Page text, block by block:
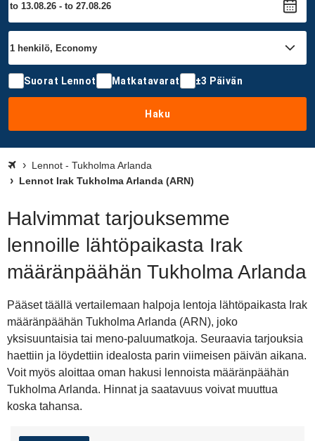
Suorat Lennot Matkatavarat ±3 Päivän
Haku
Lennot - Tukholma Arlanda
Lennot Irak Tukholma Arlanda (ARN)
Halvimmat tarjouksemme
lennoille lähtöpaikasta Irak
määränpäähän Tukholma Arlanda
Pääset täällä vertailemaan halpoja lentoja lähtöpaikasta Irak
määränpäähän Tukholma Arlanda (ARN), joko
yksisuuntaisia tai meno-paluumatkoja. Seuraavia tarjouksia
haettiin ja löydettiin idealosta parin viimeisen päivän aikana.
Voit myös aloittaa oman hakusi lennoista määränpäähän
Tukholma Arlanda. Hinnat ja saatavuus voivat muuttua
koska tahansa.